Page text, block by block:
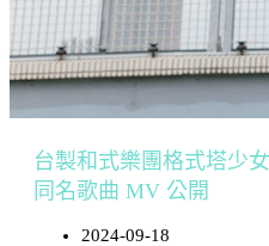
台製和式樂團格式塔少
同名歌曲 MV 公開
2024-09-18